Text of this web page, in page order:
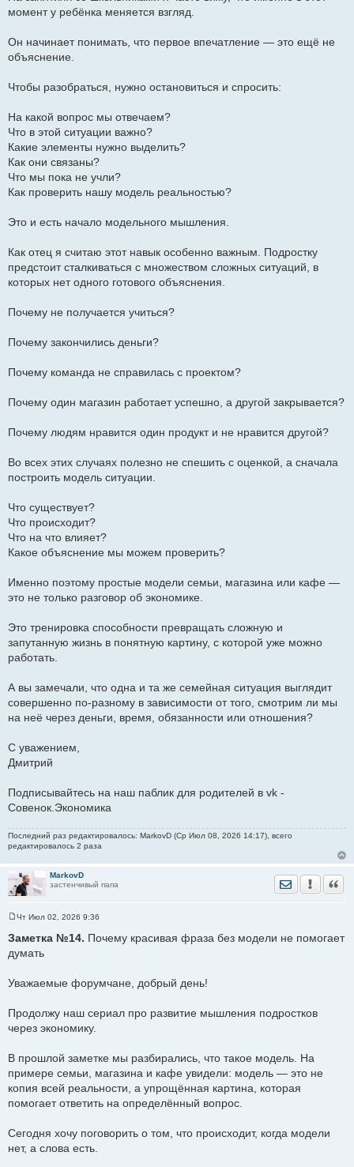
момент у ребёнка меняется взгляд.
Он начинает понимать, что первое впечатление — это ещё не
объяснение.
Чтобы разобраться, нужно остановиться и спросить:
На какой вопрос мы отвечаем?
Что в этой ситуации важно?
Какие элементы нужно выделить?
Как они связаны?
Что мы пока не учли?
Как проверить нашу модель реальностью?
Это и есть начало модельного мышления.
Как отец я считаю этот навык особенно важным. Подростку
предстоит сталкиваться с множеством сложных ситуаций, в
которых нет одного готового объяснения.
Почему не получается учиться?
Почему закончились деньги?
Почему команда не справилась с проектом?
Почему один магазин работает успешно, а другой закрывается?
Почему людям нравится один продукт и не нравится другой?
Во всех этих случаях полезно не спешить с оценкой, а сначала
построить модель ситуации.
Что существует?
Что происходит?
Что на что влияет?
Какое объяснение мы можем проверить?
Именно поэтому простые модели семьи, магазина или кафе —
это не только разговор об экономике.
Это тренировка способности превращать сложную и
запутанную жизнь в понятную картину, с которой уже можно
работать.
А вы замечали, что одна и та же семейная ситуация выглядит
совершенно по-разному в зависимости от того, смотрим ли мы
на неё через деньги, время, обязанности или отношения?
С уважением,
Дмитрий
Подписывайтесь на наш паблик для родителей в vk -
Совенок.Экономика
Последний раз редактировалось: MarkovD (Ср Июл 08, 2026 14:17), всего
редактировалось 2 раза
MarkovD
застенчивый папа
Отправить
о
б
н
Чт Июл 02, 2026 9:36
Заметка №14. Почему красивая фраза без модели не помогает
думать
Уважаемые форумчане, добрый день!
Продолжу наш сериал про развитие мышления подростков
через экономику.
В прошлой заметке мы разбирались, что такое модель. На
примере семьи, магазина и кафе увидели: модель — это не
копия всей реальности, а упрощённая картина, которая
помогает ответить на определённый вопрос.
Сегодня хочу поговорить о том, что происходит, когда модели
нет, а слова есть.